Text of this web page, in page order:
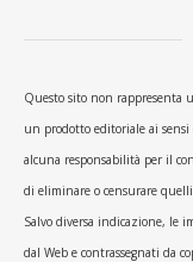
Questo sito non rappresenta
un prodotto editoriale ai
alcuna responsabilità per il
di eliminare o censurare
Salvo diversa indicazione, le
dal Web e contrassegnati da